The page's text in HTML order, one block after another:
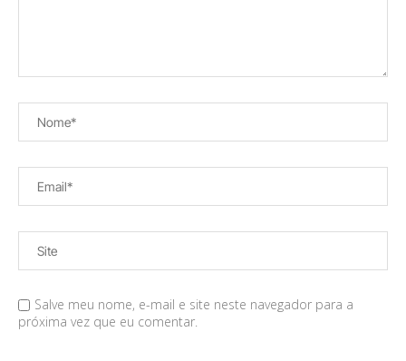
Salve meu nome, e-mail e site neste navegador para a
próxima vez que eu comentar.